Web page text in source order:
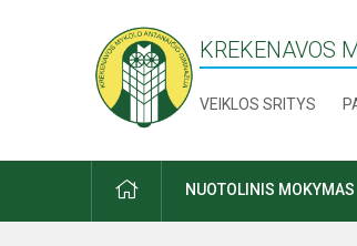
KREKENAVOS
VEIKLOS SRITYS
PRADŽIANUOTOLINIS MOKYMAS